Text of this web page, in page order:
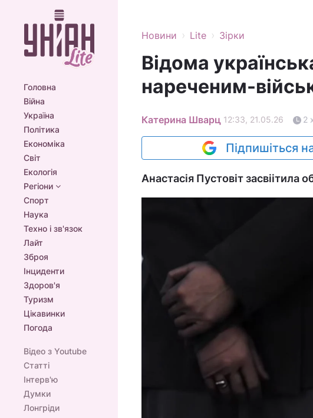
Головна
Війна
Україна
Політика
Економіка
Світ
Екологія
Регіони
Спорт
Наука
Техно і зв'язок
Лайт
Зброя
Інциденти
Здоров'я
Туризм
Цікавинки
Погода
Відео з Youtube
Статті
Інтерв'ю
Думки
Лонгріди
Новини › Lite › Зірки
Відома
нареченим-
Катерина Шварц 12:33, 21.05.26 2
Підпишіться
Анастасія Пустовіт засвіітила